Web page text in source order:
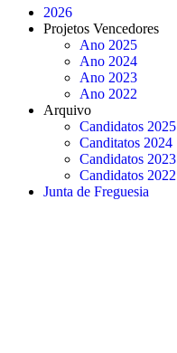
2026
Projetos Vencedores
Ano 2025
Ano 2024
Ano 2023
Ano 2022
Arquivo
Candidatos 2025
Canditatos 2024
Candidatos 2023
Candidatos 2022
Junta de Freguesia